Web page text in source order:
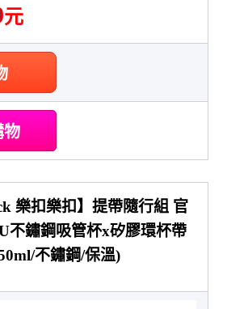
元
物
樂扣樂扣】提帶隨行組 官
不鏽鋼吸管杯x矽膠環杯帶
不鏽鋼/保溫)